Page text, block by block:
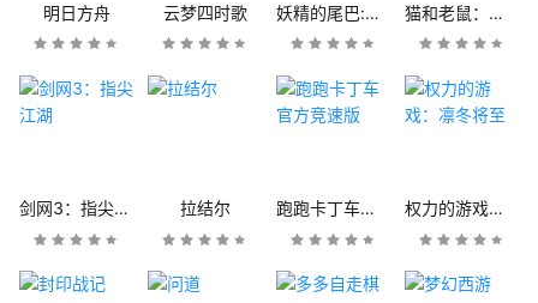
明日方舟 云梦四时歌 妖精的尾巴:魔导少年 猫和老鼠：欢乐互动
剑网3：指尖江湖 拉结尔 跑跑卡丁车官方竞速版 权力的游戏：凛冬将至